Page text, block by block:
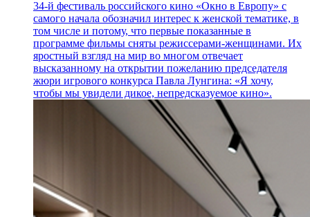
34-й фестиваль российского кино «Окно в Европу» с
самого начала обозначил интерес к женской тематике, в
том числе и потому, что первые показанные в
программе фильмы сняты режиссерами-женщинами. Их
яростный взгляд на мир во многом отвечает
высказанному на открытии пожеланию председателя
жюри игрового конкурса Павла Лунгина: «Я хочу,
чтобы мы увидели дикое, непредсказуемое кино».